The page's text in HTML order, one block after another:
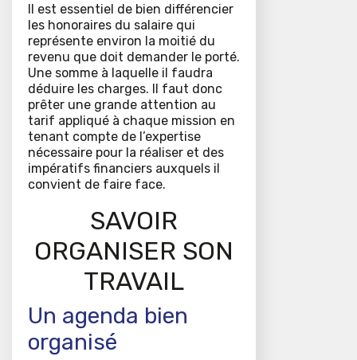
Il est essentiel de bien différencier
les honoraires du salaire qui
représente environ la moitié du
revenu que doit demander le porté.
Une somme à laquelle il faudra
déduire les charges. Il faut donc
prêter une grande attention au
tarif appliqué à chaque mission en
tenant compte de l’expertise
nécessaire pour la réaliser et des
impératifs financiers auxquels il
convient de faire face.
SAVOIR
ORGANISER SON
TRAVAIL
Un agenda bien
organisé